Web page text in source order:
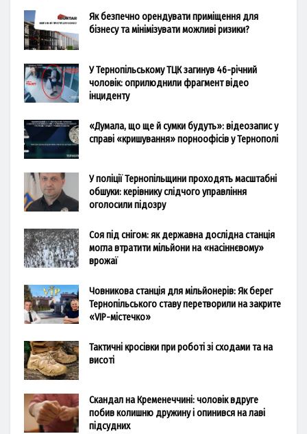
Як безпечно орендувати приміщення для
бізнесу та мінімізувати можливі ризики?
У Тернопільському ТЦК загинув 46-річний
чоловік: оприлюднили фрагмент відео
інциденту
«Думала, що ще й сумки будуть»: відеозапис у
справі «кришування» порноофісів у Тернополі
У поліції Тернопільщини проходять масштабні
обшуки: керівнику слідчого управління
оголосили підозру
Соя під снігом: як державна дослідна станція
могла втратити мільйони на «насіннєвому»
врожаї
Човникова станція для мільйонерів: Як берег
Тернопільського ставу перетворили на закрите
«VIP-містечко»
Тактичні кросівки при роботі зі сходами та на
висоті
Скандал на Кременеччині: чоловік вдруге
побив колишню дружину і опинився на лаві
підсудних